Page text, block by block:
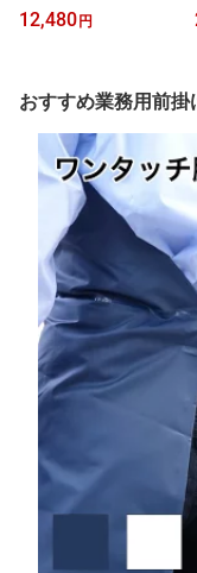
雨合羽 カッパ 作業着 仕
事着 ワーク フィッシン
ウェア レインウェア レ
インスーツ レインジャケ
ット レインパンツ プロ
漁業 機能的 シンプル
12,480 円
おすすめ業務用前掛